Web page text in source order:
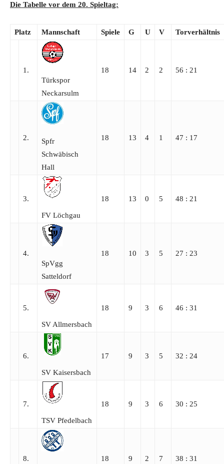
Die Tabelle vor dem 20. Spieltag:
Platz Mannschaft Spiele G U V Torverhältnis
1.
Türkspor
Neckarsulm
18 14 2 2 56 : 21
2.
Spfr
Schwäbisch
Hall
18 13 4 1 47 : 17
3.
FV Löchgau
18 13 0 5 48 : 21
4.
SpVgg
Satteldorf
18 10 3 5 27 : 23
5.
SV Allmersbach
18 9 3 6 46 : 31
6.
SV Kaisersbach
17 9 3 5 32 : 24
7.
TSV Pfedelbach
18 9 3 6 30 : 25
8.
18 9 2 7 38 : 31